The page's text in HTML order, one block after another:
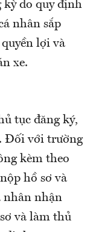
kỳ do quy định
nhân sắp
lợi và
xe.
tục đăng ký,
Đối với trường
kèm theo
hồ sơ và
nhân nhận
và làm thủ